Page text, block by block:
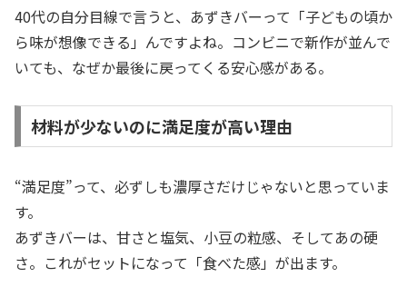
40代の自分目線で言うと、あずきバーって「子どもの頃か
ら味が想像できる」んですよね。コンビニで新作が並んで
いても、なぜか最後に戻ってくる安心感がある。
材料が少ないのに満足度が高い理由
“満足度”って、必ずしも濃厚さだけじゃないと思っていま
す。
あずきバーは、甘さと塩気、小豆の粒感、そしてあの硬
さ。これがセットになって「食べた感」が出ます。